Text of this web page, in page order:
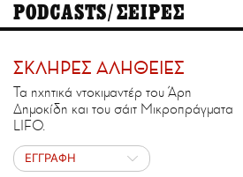
PODCASTS/ΣΕΙΡΕΣ
ΣΚΛΗΡΕΣ ΑΛΗΘΕΙΕΣ
Τα ηχητικά ντοκιμαντέρ του Άρη
Δημοκίδη και του σάιτ Μικροπράγματα
LIFO.
ΕΓΓΡΑΦΗ